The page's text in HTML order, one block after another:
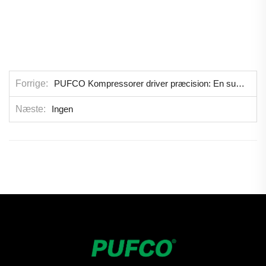
Forrige PUFCO Kompressorer driver præcision: En successhistorie med en automationsinstrumentleder
Næste Ingen